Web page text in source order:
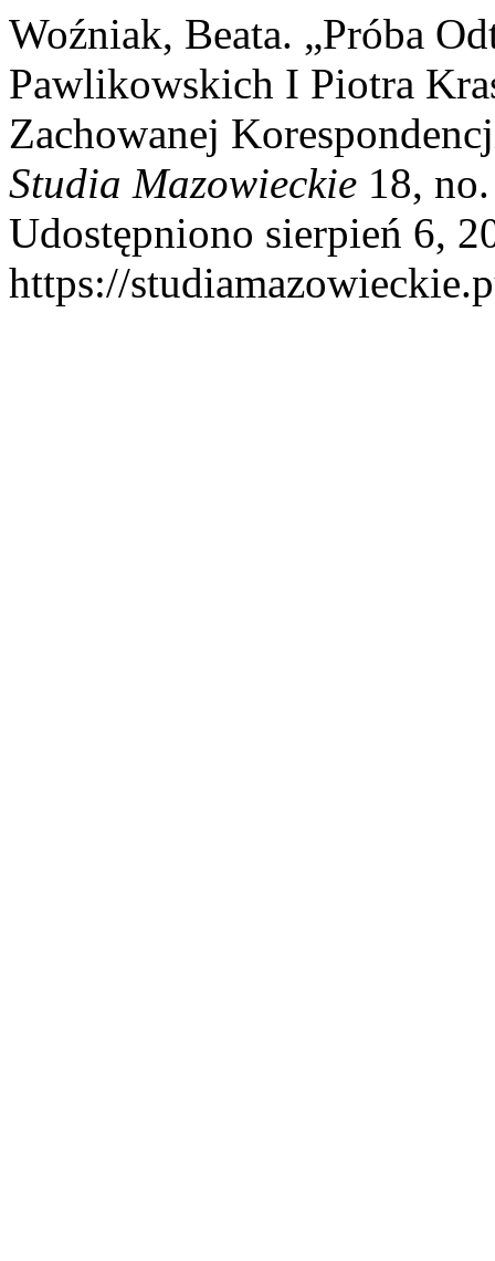
Woźniak, Beata. „Próba
Pawlikowskich I Piotra
Zachowanej
Studia Mazowieckie 18,
Udostępniono sierpień 6,
https://